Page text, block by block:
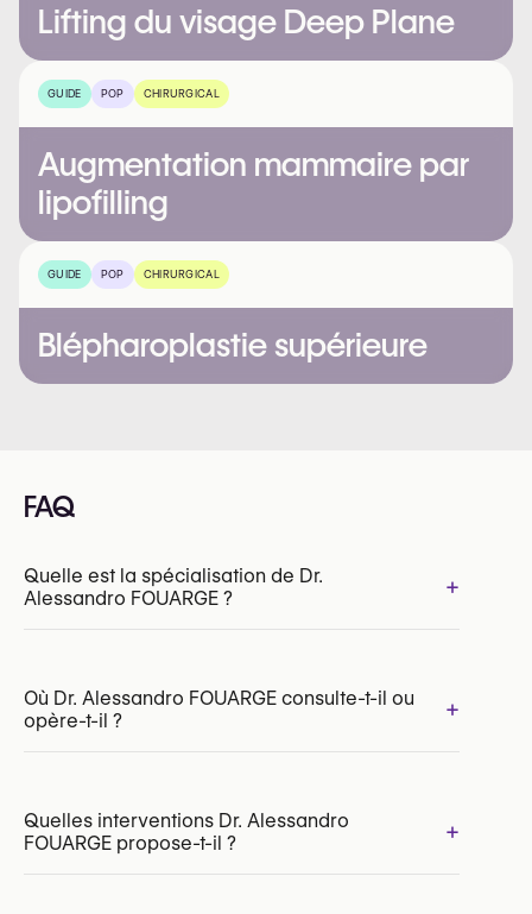
Lifting du visage Deep Plane
GUIDE POP CHIRURGICAL
Augmentation mammaire par
lipofilling
GUIDE POP CHIRURGICAL
Blépharoplastie supérieure
FAQ
Quelle est la spécialisation de Dr.
Alessandro FOUARGE ?
+
INAMI/RIZIV:
Où Dr. Alessandro FOUARGE consulte-t-il ou
opère-t-il ?
+
Quelles interventions Dr. Alessandro
FOUARGE propose-t-il ?
+